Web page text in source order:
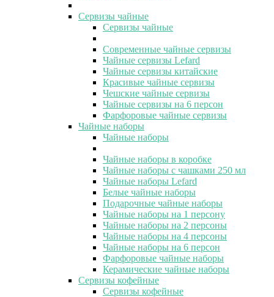
Сервизы чайные
Сервизы чайные
Современные чайные сервизы
Чайные сервизы Lefard
Чайные сервизы китайские
Красивые чайные сервизы
Чешские чайные сервизы
Чайные сервизы на 6 персон
Фарфоровые чайные сервизы
Чайные наборы
Чайные наборы
Чайные наборы в коробке
Чайные наборы с чашками 250 мл
Чайные наборы Lefard
Белые чайные наборы
Подарочные чайные наборы
Чайные наборы на 1 персону
Чайные наборы на 2 персоны
Чайные наборы на 4 персоны
Чайные наборы на 6 персон
Фарфоровые чайные наборы
Керамические чайные наборы
Сервизы кофейные
Сервизы кофейные